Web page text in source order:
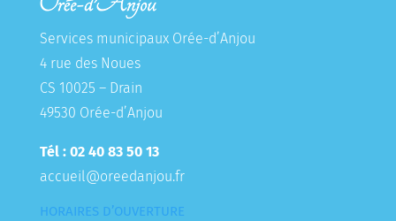
Services municipaux Orée-d’Anjou
4 rue des Noues
CS 10025 – Drain
49530 Orée-d’Anjou
Tél : 02 40 83 50 13
accueil@oreedanjou.fr
HORAIRES D’OUVERTURE